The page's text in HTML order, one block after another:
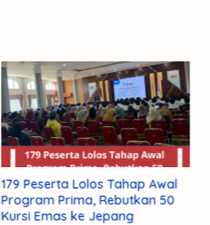
179 Peserta Lolos Tahap Awal
Program Prima, Rebutkan 50
Kursi Emas ke Jepang